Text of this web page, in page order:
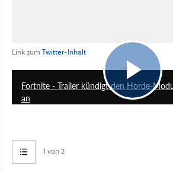
Link zum Twitter-Inhalt
Fortnite - Trailer kündigt den Horde-
an
1 von 2